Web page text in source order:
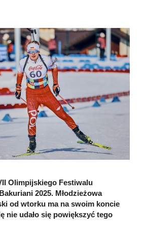
Olimpijskiego Festiwalu
2025. Młodzieżowa
od wtorku ma na swoim koncie
nie udało się powiększyć tego